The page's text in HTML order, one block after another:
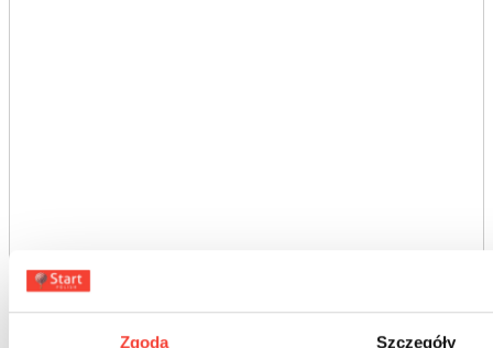
Zgoda Szczegóły
[FM_form id="1"]
Zapisując się do newslettera akceptujesz nasz
prywatności.